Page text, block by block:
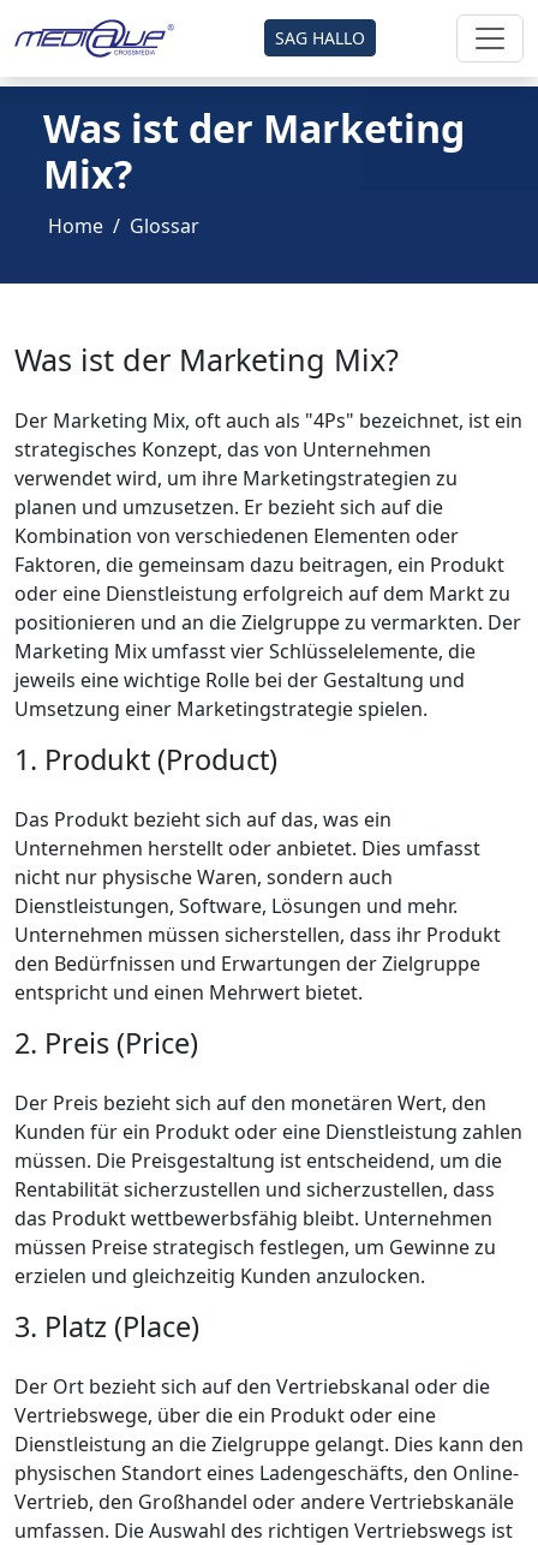
SAG HALLO
Was ist der Marketing
Mix?
Home Glossar
Was ist der Marketing Mix?
Der Marketing Mix, oft auch als "4Ps" bezeichnet, ist ein
strategisches Konzept, das von Unternehmen
verwendet wird, um ihre Marketingstrategien zu
planen und umzusetzen. Er bezieht sich auf die
Kombination von verschiedenen Elementen oder
Faktoren, die gemeinsam dazu beitragen, ein Produkt
oder eine Dienstleistung erfolgreich auf dem Markt zu
positionieren und an die Zielgruppe zu vermarkten. Der
Marketing Mix umfasst vier Schlüsselelemente, die
jeweils eine wichtige Rolle bei der Gestaltung und
Umsetzung einer Marketingstrategie spielen.
1. Produkt (Product)
Das Produkt bezieht sich auf das, was ein
Unternehmen herstellt oder anbietet. Dies umfasst
nicht nur physische Waren, sondern auch
Dienstleistungen, Software, Lösungen und mehr.
Unternehmen müssen sicherstellen, dass ihr Produkt
den Bedürfnissen und Erwartungen der Zielgruppe
entspricht und einen Mehrwert bietet.
2. Preis (Price)
Der Preis bezieht sich auf den monetären Wert, den
Kunden für ein Produkt oder eine Dienstleistung zahlen
müssen. Die Preisgestaltung ist entscheidend, um die
Rentabilität sicherzustellen und sicherzustellen, dass
das Produkt wettbewerbsfähig bleibt. Unternehmen
müssen Preise strategisch festlegen, um Gewinne zu
erzielen und gleichzeitig Kunden anzulocken.
3. Platz (Place)
Der Ort bezieht sich auf den Vertriebskanal oder die
Vertriebswege, über die ein Produkt oder eine
Dienstleistung an die Zielgruppe gelangt. Dies kann den
physischen Standort eines Ladengeschäfts, den Online-
Vertrieb, den Großhandel oder andere Vertriebskanäle
umfassen. Die Auswahl des richtigen Vertriebswegs ist